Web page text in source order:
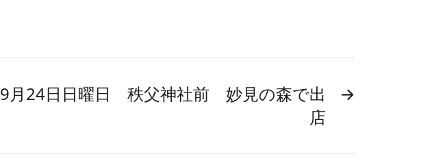
→
9月24日日曜日 秩父神社前 妙見の森で出
店